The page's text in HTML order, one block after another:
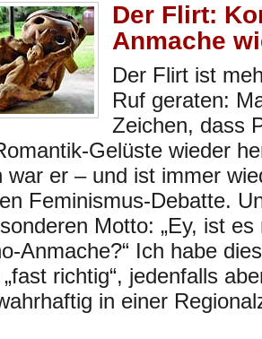
Der Flirt:
Anmache
Der Flirt ist
Ruf geraten:
Zeichen, dass
Gelüste wieder
war er – und ist immer
Feminismus-Debatte.
Motto: „Ey, ist
Anmache?“ Ich habe
richtig“, jedenfalls
in einer